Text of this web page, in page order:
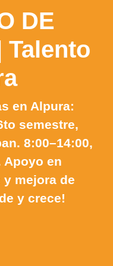
DE
Talento
en Alpura:
semestre,
8:00–14:00,
Apoyo en
mejora de
y crece!